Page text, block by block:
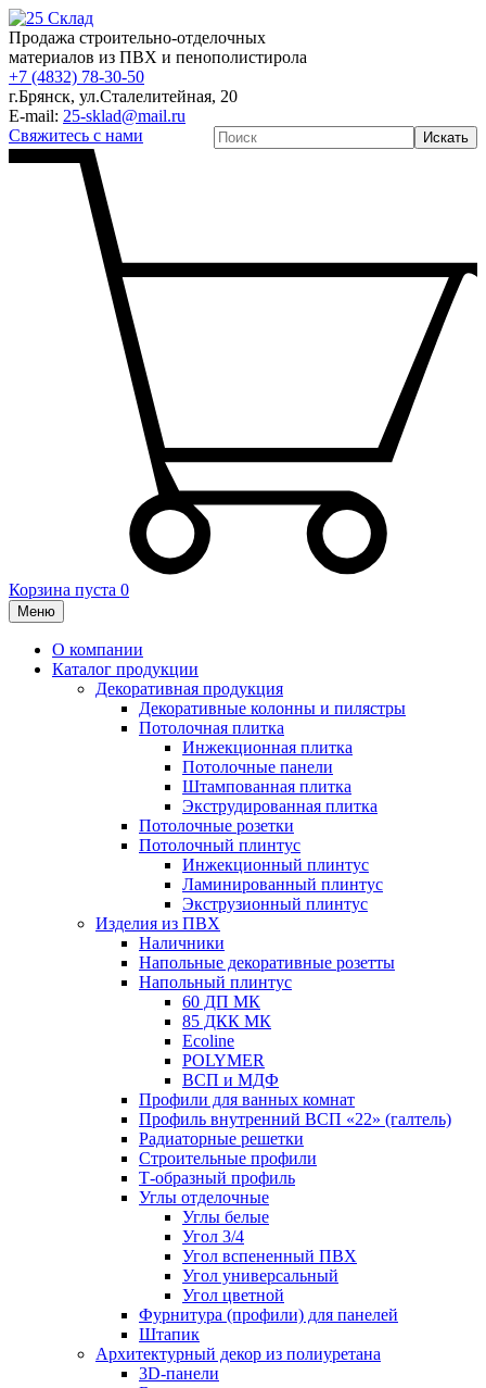
Продажа строительно-отделочных
материалов из ПВХ и пенополистирола
+7 (4832) 78-30-50
г.Брянск, ул.Сталелитейная, 20
E-mail: 25-sklad@mail.ru
Свяжитесь с нами
Искать
Корзина пуста 0
Меню
О компании
Каталог продукции
Декоративная продукция
Декоративные колонны и пилястры
Потолочная плитка
Инжекционная плитка
Потолочные панели
Штампованная плитка
Экструдированная плитка
Потолочные розетки
Потолочный плинтус
Инжекционный плинтус
Ламинированный плинтус
Экструзионный плинтус
Изделия из ПВХ
Наличники
Напольные декоративные розетты
Напольный плинтус
60 ДП МК
85 ДКК МК
Ecoline
POLYMER
ВСП и МДФ
Профили для ванных комнат
Профиль внутренний ВСП «22» (галтель)
Радиаторные решетки
Строительные профили
Т-образный профиль
Углы отделочные
Углы белые
Угол 3/4
Угол вспененный ПВХ
Угол универсальный
Угол цветной
Фурнитура (профили) для панелей
Штапик
Архитектурный декор из полиуретана
3D-панели